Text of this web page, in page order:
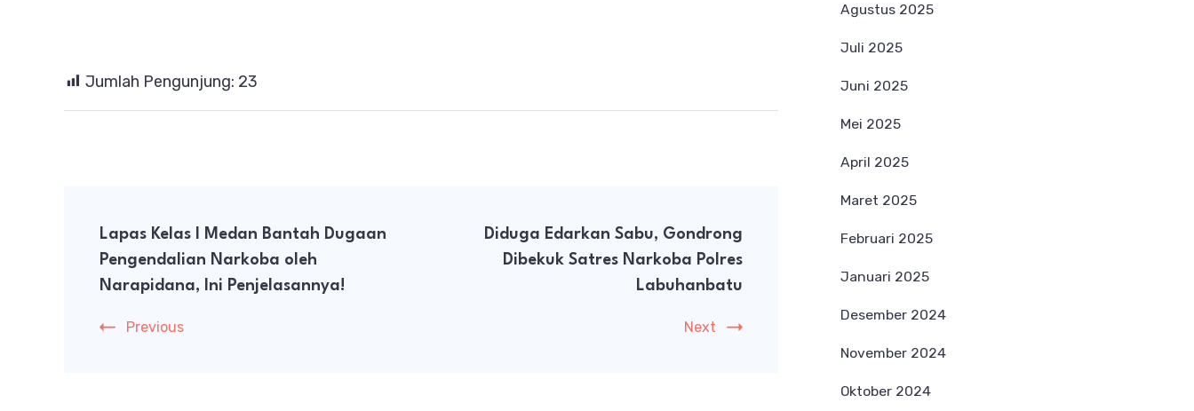
Jumlah Pengunjung: 23
Navigation
Lapas Kelas I Medan Bantah Dugaan
Pengendalian Narkoba oleh
Narapidana, Ini Penjelasannya!
Previous
Diduga Edarkan Sabu, Gondrong
Dibekuk Satres Narkoba Polres
Labuhanbatu
Next
Agustus 2025
Juli 2025
Juni 2025
Mei 2025
April 2025
Maret 2025
Februari 2025
Januari 2025
Desember 2024
November 2024
Oktober 2024